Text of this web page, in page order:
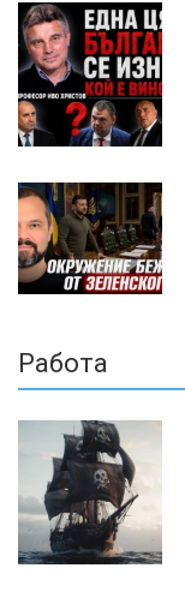
Работа